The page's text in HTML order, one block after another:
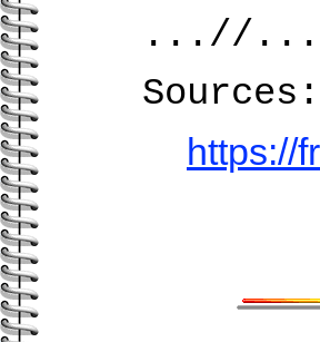
...//...
Sources:
https://